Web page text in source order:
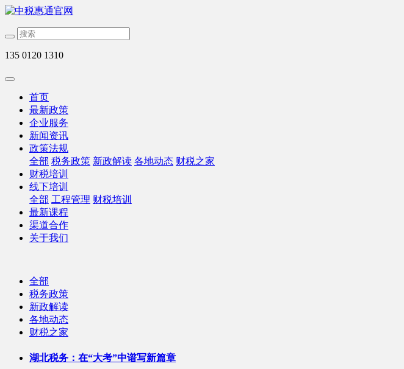
135 0120 1310
首页
最新政策
企业服务
新闻资讯
政策法规
全部 税务政策 新政解读 各地动态 财税之家
财税培训
线下培训
全部 工程管理 财税培训
最新课程
渠道合作
关于我们
全部
税务政策
新政解读
各地动态
财税之家
湖北税务：在“大考”中谱写新篇章